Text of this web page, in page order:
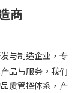
商
与制造企业，专
品与服务。我们
质管控体系，产